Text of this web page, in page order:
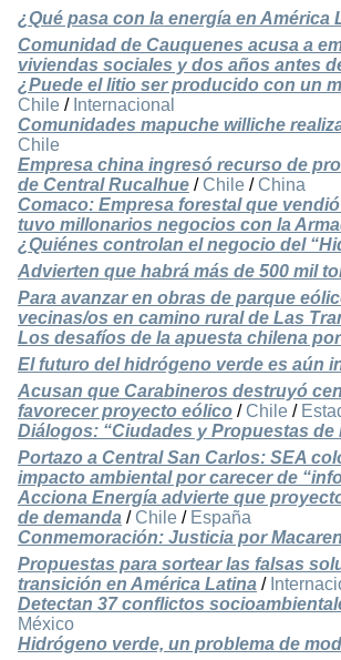
¿Qué pasa con la energía en América
Comunidad de Cauquenes acusa a
viviendas sociales y dos años antes
¿Puede el litio ser producido con un
Chile / Internacional
Comunidades mapuche williche
Chile
Empresa china ingresó recurso de
de Central Rucalhue / Chile / China
Comaco: Empresa forestal que
tuvo millonarios negocios con la
¿Quiénes controlan el negocio del
Advierten que habrá más de 500 mil
Para avanzar en obras de parque
vecinas/os en camino rural de Las
Los desafíos de la apuesta chilena
El futuro del hidrógeno verde es aún
Acusan que Carabineros destruyó
favorecer proyecto eólico / Chile /
Diálogos: “Ciudades y Propuestas de
Portazo a Central San Carlos: SEA
impacto ambiental por carecer de
Acciona Energía advierte que
de demanda / Chile / España
Conmemoración: Justicia por
Propuestas para sortear las falsas
transición en América Latina /
Detectan 37 conflictos
México
Hidrógeno verde, un problema de